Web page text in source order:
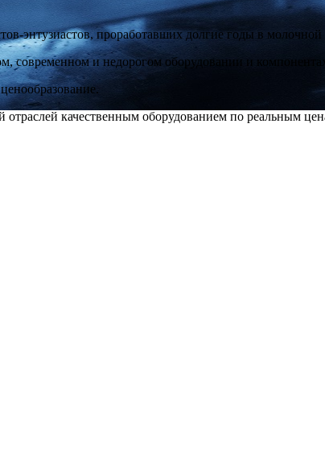
энтузиастов, проработавших долгие годы в
современном и недорогом оборудовании и
качественным оборудованием по реальным